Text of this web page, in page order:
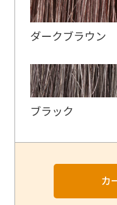
ダークブラウン
ブラック